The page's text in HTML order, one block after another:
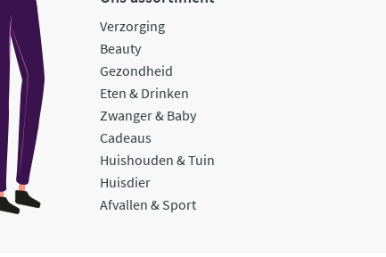
Verzorging
Beauty
Gezondheid
Eten & Drinken
Zwanger & Baby
Cadeaus
Huishouden & Tuin
Huisdier
Afvallen & Sport